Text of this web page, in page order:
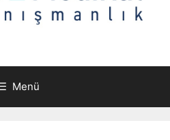
Menü